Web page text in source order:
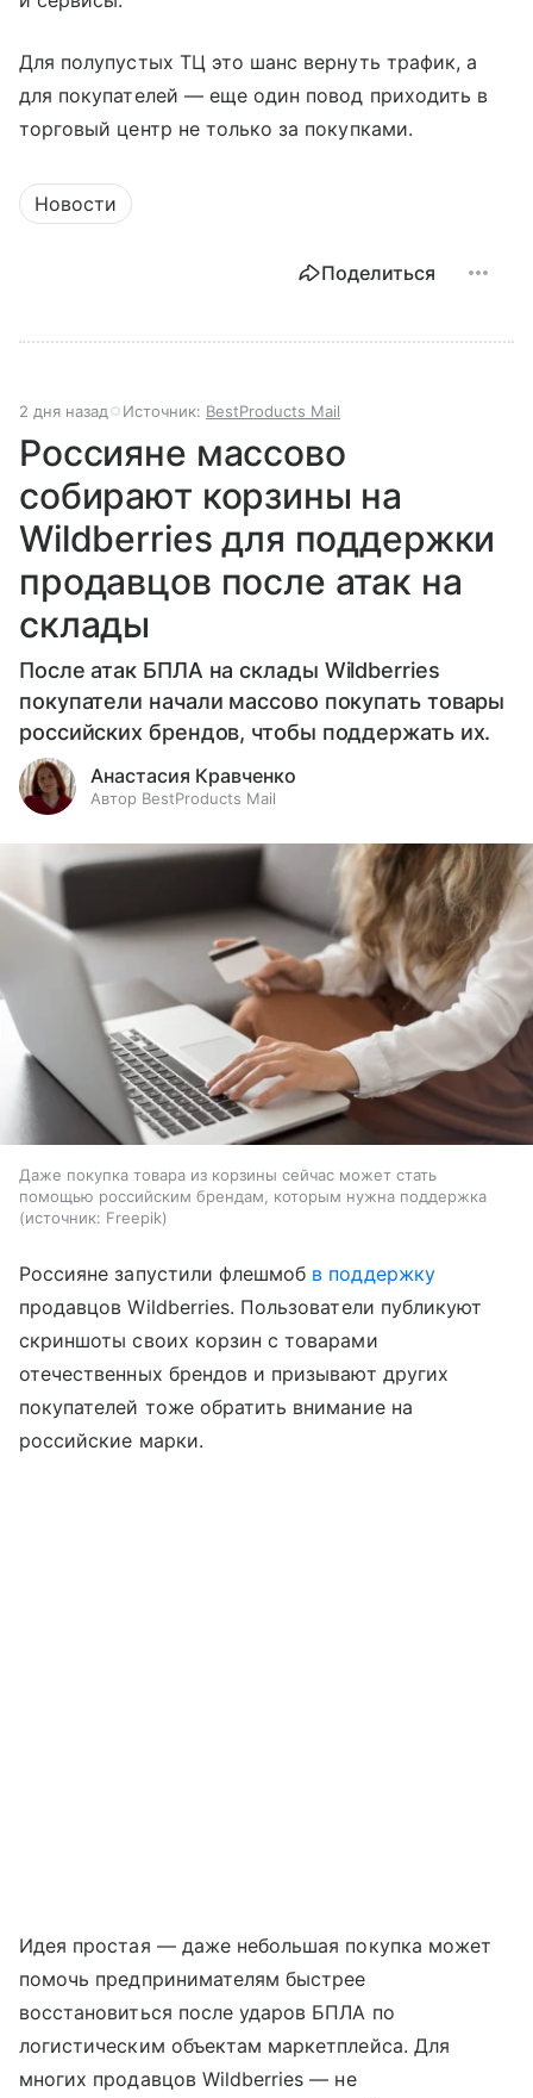
Для полупустых ТЦ это шанс вернуть трафик, а
для покупателей — еще один повод приходить в
торговый центр не только за покупками.
Новости
Поделиться
2 дня назад Источник: BestProducts Mail
Россияне массово
собирают корзины на
Wildberries для поддержки
продавцов после атак на
склады
После атак БПЛА на склады Wildberries
покупатели начали массово покупать товары
российских брендов, чтобы поддержать их.
Анастасия Кравченко
Автор BestProducts Mail
Даже покупка товара из корзины сейчас может стать
помощью российским брендам, которым нужна поддержка
источник: Freepik
Россияне запустили флешмоб в поддержку
продавцов Wildberries. Пользователи публикуют
скриншоты своих корзин с товарами
отечественных брендов и призывают других
покупателей тоже обратить внимание на
российские марки.
Идея простая — даже небольшая покупка может
помочь предпринимателям быстрее
восстановиться после ударов БПЛА по
логистическим объектам маркетплейса. Для
многих продавцов Wildberries — не